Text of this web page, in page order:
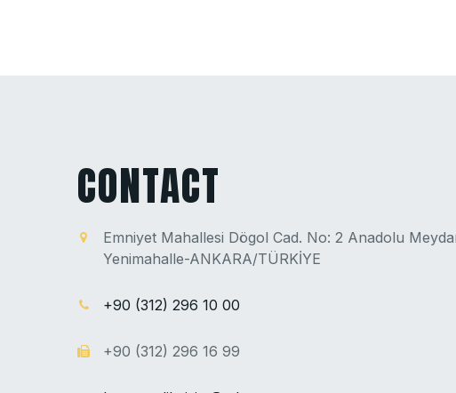
CONTACT
Emniyet Mahallesi Dögol Cad. No: 2 Anadolu
Yenimahalle-ANKARA/TÜRKİYE
+90 (312) 296 10 00
+90 (312) 296 16 99